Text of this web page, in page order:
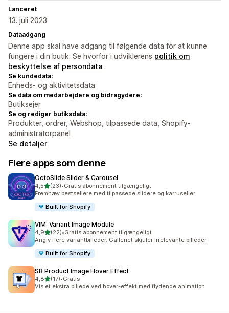
Lanceret
13. juli 2023
Dataadgang
Denne app skal have adgang til følgende data for at kunne
fungere i din butik. Se hvorfor i udviklerens politik om
beskyttelse af persondata .
Se kundedata:
Enheds- og aktivitetsdata
Se data om medarbejdere og bidragydere:
Butiksejer
Se og rediger butiksdata:
Produkter, ordrer, Webshop, tilpassede data, Shopify-
administratorpanel
Se detaljer
Flere apps som denne
OctoSlide Slider & Carousel
4,5ud af 5 stjerner
(23)
23 anmeldelser i alt
•Gratis abonnement tilgængeligt
Fremhæv bestsellere med tilpassede slidere og karruseller
Built for Shopify
VIM: Variant Image Module
4,9ud af 5 stjerner
(22)
22 anmeldelser i alt
•Gratis abonnement tilgængeligt
Angiv flere variantbilleder. Galleriet skjuler irrelevante billeder
Built for Shopify
SB Product Image Hover Effect
4,8ud af 5 stjerner
(17)
17 anmeldelser i alt
•Gratis
Vis et ekstra billede ved hover-effekt med flydende animation